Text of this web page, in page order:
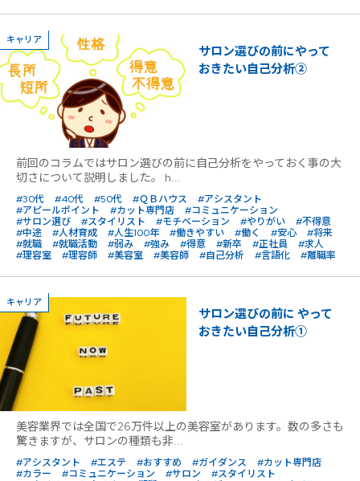
キャリア
サロン選びの前にやって
おきたい自己分析②
前回のコラムではサロン選びの前に自己分析をやっておく事の大
切さについて説明しました。 h...
#30代 #40代 #50代 #ＱＢハウス
#アシスタント
#アピールポイント
#カット専門店
#コミュニケーション
#サロン選び
#スタイリスト #モチベーション #やりがい
#不得意
#中途
#人材育成 #人生100年 #働きやすい #働く #安心
#将来
#就職
#就職活動 #弱み #強み #得意 #新卒 #正社員
#求人
#理容室
#理容師 #美容室 #美容師 #自己分析 #言語化 #離職率
キャリア
サロン選びの前に やって
おきたい自己分析①
美容業界では全国で26万件以上の美容室があります。数の多さも
驚きますが、サロンの種類も非...
#アシスタント #エステ #おすすめ #ガイダンス
#カット専門店
#カラー
#コミュニケーション #サロン
#スタイリスト